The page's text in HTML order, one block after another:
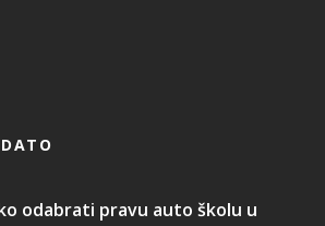
odabrati pravu auto školu u